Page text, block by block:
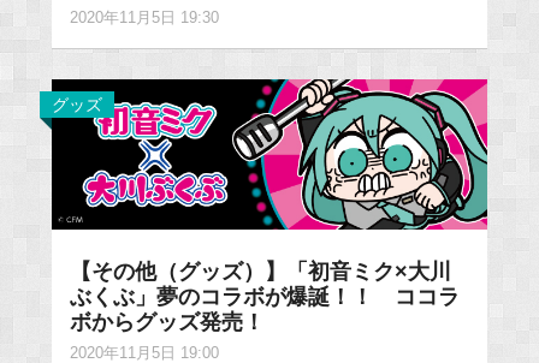
2020年11月5日 19:30
グッズ
【その他（グッズ）】「初音ミク×大川
ぶくぶ」夢のコラボが爆誕！！ ココラ
ボからグッズ発売！
2020年11月5日 19:00